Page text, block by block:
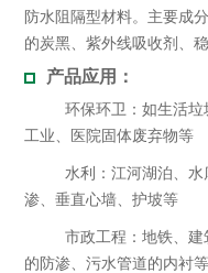
防水阻隔型材料。主要成
的炭黑、紫外线吸收剂、
产品应用：
环保环卫：如生活垃
工业、医院固体废弃物等
水利：江河湖泊、
渗、垂直心墙、护坡等
市政工程：地铁、
的防渗、污水管道的内衬等